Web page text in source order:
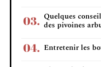
Quelques
des pivoines
Entretenir les